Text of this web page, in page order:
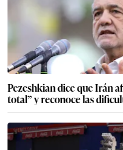
Pezeshkian dice que Irán
total” y reconoce las